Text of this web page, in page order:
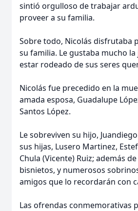
sintió orgulloso de trabajar
proveer a su familia.
Sobre todo, Nicolás disfrutaba
su familia. Le gustaba mucho
estar rodeado de sus seres
Nicolás fue precedido en la
amada esposa, Guadalupe
Santos López.
Le sobreviven su hijo,
sus hijas, Lusero Martinez,
Chula (Vicente) Ruiz; además
bisnietos, y numerosos
amigos que lo recordarán con
Las ofrendas conmemorativas